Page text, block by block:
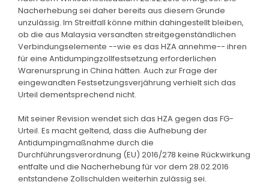
Nacherhebung sei daher bereits aus diesem Grunde
unzulässig. Im Streitfall könne mithin dahingestellt bleiben,
ob die aus Malaysia versandten streitgegenständlichen
Verbindungselemente --wie es das HZA annehme-- ihren
für eine Antidumpingzollfestsetzung erforderlichen
Warenursprung in China hätten. Auch zur Frage der
eingewandten Festsetzungsverjährung verhielt sich das
Urteil dementsprechend nicht.
Mit seiner Revision wendet sich das HZA gegen das FG-
Urteil. Es macht geltend, dass die Aufhebung der
Antidumpingmaßnahme durch die
Durchführungsverordnung (EU) 2016/278 keine Rückwirkung
entfalte und die Nacherhebung für vor dem 28.02.2016
entstandene Zollschulden weiterhin zulässig sei.